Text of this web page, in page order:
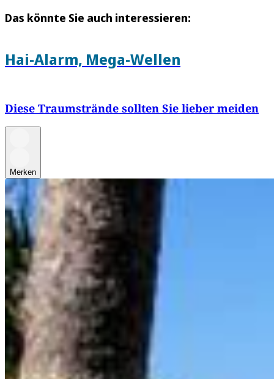
Das könnte Sie auch interessieren:
Hai-Alarm, Mega-Wellen
Diese Traumstrände sollten Sie lieber meiden
Merken